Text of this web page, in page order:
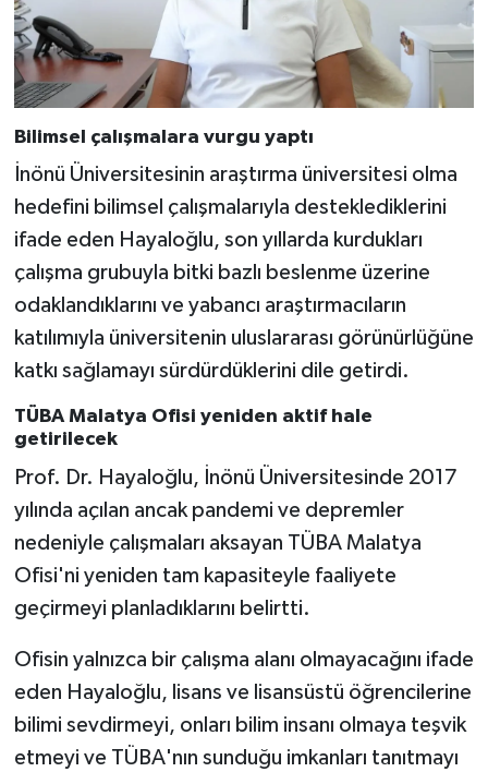
Bilimsel çalışmalara vurgu yaptı
İnönü Üniversitesinin araştırma üniversitesi olma
hedefini bilimsel çalışmalarıyla desteklediklerini
ifade eden Hayaloğlu, son yıllarda kurdukları
çalışma grubuyla bitki bazlı beslenme üzerine
odaklandıklarını ve yabancı araştırmacıların
katılımıyla üniversitenin uluslararası görünürlüğüne
katkı sağlamayı sürdürdüklerini dile getirdi.
TÜBA Malatya Ofisi yeniden aktif hale
getirilecek
Prof. Dr. Hayaloğlu, İnönü Üniversitesinde 2017
yılında açılan ancak pandemi ve depremler
nedeniyle çalışmaları aksayan TÜBA Malatya
Ofisi'ni yeniden tam kapasiteyle faaliyete
geçirmeyi planladıklarını belirtti.
Ofisin yalnızca bir çalışma alanı olmayacağını ifade
eden Hayaloğlu, lisans ve lisansüstü öğrencilerine
bilimi sevdirmeyi, onları bilim insanı olmaya teşvik
etmeyi ve TÜBA'nın sunduğu imkanları tanıtmayı